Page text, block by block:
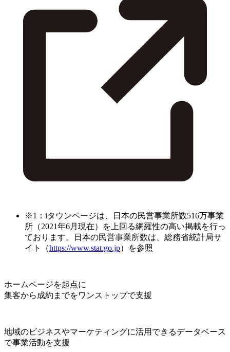
※1：iタウンページは、日本の民営事業所数516万事業
所（2021年6月現在）を上回る網羅性の高い掲載を行っ
ております。日本の民営事業所数は、総務省統計局サ
イト（https://www.stat.go.jp）を参照
ホームページを起点に
集客から成約までをワンストップで支援
地域のビジネスやマーケティングに活用できるデータベース
で事業活動を支援